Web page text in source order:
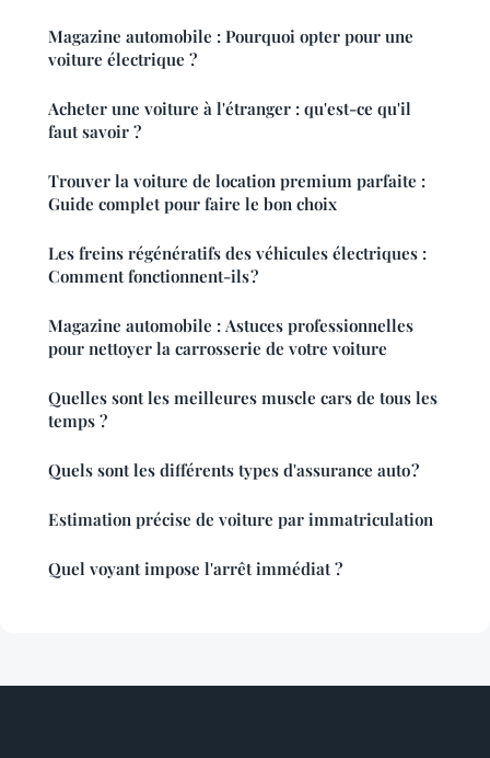
Magazine automobile : Pourquoi opter pour une
voiture électrique ?
Acheter une voiture à l'étranger : qu'est-ce qu'il
faut savoir ?
Trouver la voiture de location premium parfaite :
Guide complet pour faire le bon choix
Les freins régénératifs des véhicules électriques :
Comment fonctionnent-ils ?
Magazine automobile : Astuces professionnelles
pour nettoyer la carrosserie de votre voiture
Quelles sont les meilleures muscle cars de tous les
temps ?
Quels sont les différents types d'assurance auto ?
Estimation précise de voiture par immatriculation
Quel voyant impose l'arrêt immédiat ?